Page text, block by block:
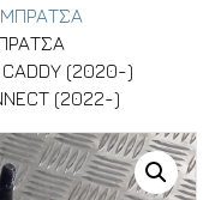
ΜΠΡΑΤΣΑ
(2020-)
(2022-)